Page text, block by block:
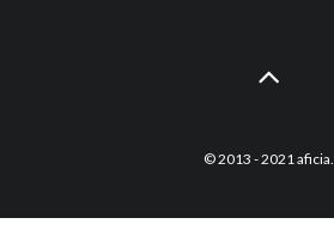
© 2013 - 2021 aficia.